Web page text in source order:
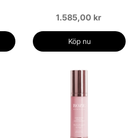
1.585,00 kr
Köp nu